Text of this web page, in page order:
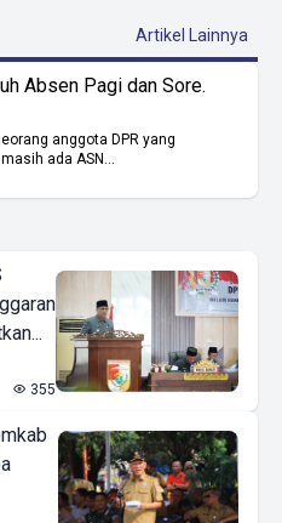
Artikel Lainnya
Absen Pagi dan Sore.
anggota DPR yang
ada ASN...
355